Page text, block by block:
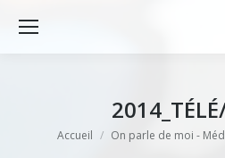
Vous êtes ici :
Accueil On parle de moi -